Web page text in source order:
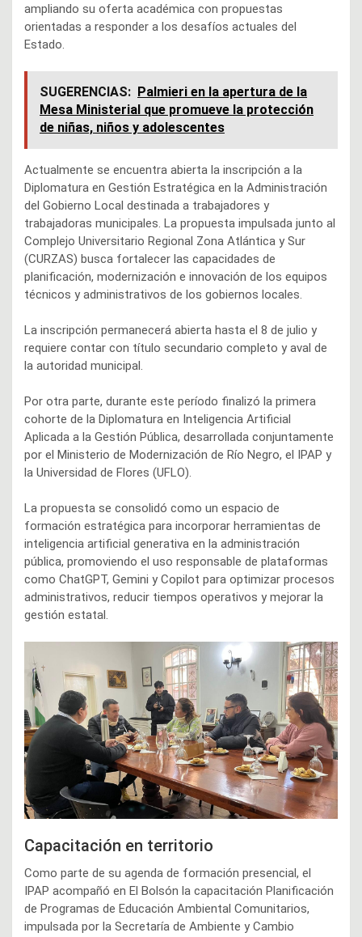
ampliando su oferta académica con propuestas
orientadas a responder a los desafíos actuales del
Estado.
SUGERENCIAS: Palmieri en la apertura de la
Mesa Ministerial que promueve la protección
de niñas, niños y adolescentes
Actualmente se encuentra abierta la inscripción a la
Diplomatura en Gestión Estratégica en la Administración
del Gobierno Local destinada a trabajadores y
trabajadoras municipales. La propuesta impulsada junto al
Complejo Universitario Regional Zona Atlántica y Sur
(CURZAS) busca fortalecer las capacidades de
planificación, modernización e innovación de los equipos
técnicos y administrativos de los gobiernos locales.
La inscripción permanecerá abierta hasta el 8 de julio y
requiere contar con título secundario completo y aval de
la autoridad municipal.
Por otra parte, durante este período finalizó la primera
cohorte de la Diplomatura en Inteligencia Artificial
Aplicada a la Gestión Pública, desarrollada conjuntamente
por el Ministerio de Modernización de Río Negro, el IPAP y
la Universidad de Flores (UFLO).
La propuesta se consolidó como un espacio de
formación estratégica para incorporar herramientas de
inteligencia artificial generativa en la administración
pública, promoviendo el uso responsable de plataformas
como ChatGPT, Gemini y Copilot para optimizar procesos
administrativos, reducir tiempos operativos y mejorar la
gestión estatal.
Capacitación en territorio
Como parte de su agenda de formación presencial, el
IPAP acompañó en El Bolsón la capacitación Planificación
de Programas de Educación Ambiental Comunitarios,
impulsada por la Secretaría de Ambiente y Cambio